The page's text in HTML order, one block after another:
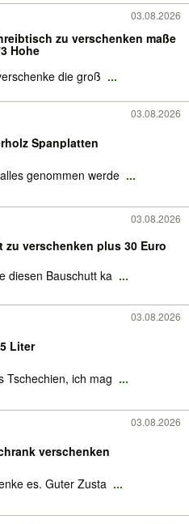
03.08.2026
zu verschenken maße
Hohe
die groß ...
03.08.2026
Spanplatten
genommen werde ...
03.08.2026
zu verschenken plus 30 Euro
diesen Bauschutt ka ...
03.08.2026
Liter
Tschechien, ich mag ...
03.08.2026
verschenken
es. Guter Zusta ...